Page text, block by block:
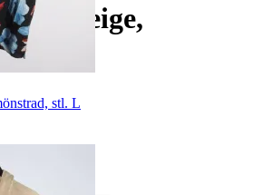
beige,
L.
stl. L